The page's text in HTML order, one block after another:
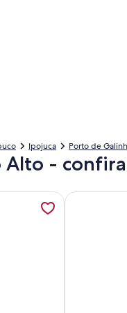
Ipojuca Porto de
-
in condominium
Mais